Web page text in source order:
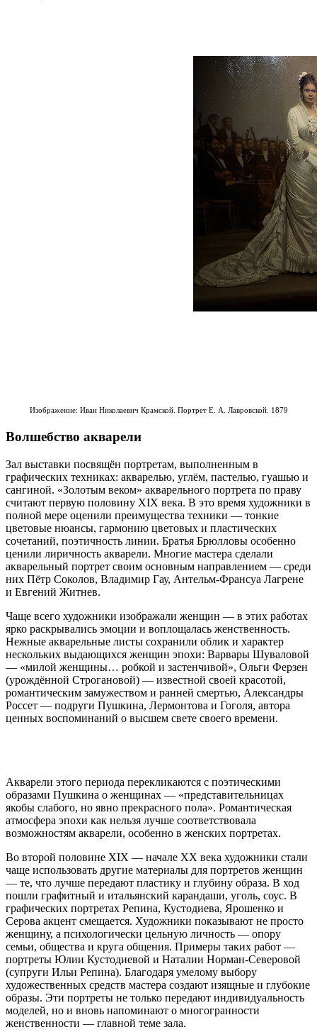
Изображение: Иван Николаевич Крамской. Портрет Е. А. Лавровской. 1879
Волшебство акварели
Зал выставки посвящён портретам, выполненным в
графических техниках: акварелью, углём, пастелью, гуашью и
сангиной. «Золотым веком» акварельного портрета по праву
считают первую половину XIX века. В это время художники в
полной мере оценили преимущества техники — тонкие
цветовые нюансы, гармонию цветовых и пластических
сочетаний, поэтичность линии. Братья Брюлловы особенно
ценили лиричность акварели. Многие мастера сделали
акварельный портрет своим основным направлением — среди
них Пётр Соколов, Владимир Гау, Антельм‑Франсуа Лагрене
и Евгений Житнев.
Чаще всего художники изображали женщин — в этих работах
ярко раскрывались эмоции и воплощалась женственность.
Нежные акварельные листы сохранили облик и характер
нескольких выдающихся женщин эпохи: Варвары Шуваловой
— «милой женщины… робкой и застенчивой», Ольги Ферзен
(урождённой Строгановой) — известной своей красотой,
романтическим замужеством и ранней смертью, Александры
Россет — подруги Пушкина, Лермонтова и Гоголя, автора
ценных воспоминаний о высшем свете своего времени.
Акварели этого периода перекликаются с поэтическими
образами Пушкина о женщинах — «представительницах
якобы слабого, но явно прекрасного пола». Романтическая
атмосфера эпохи как нельзя лучше соответствовала
возможностям акварели, особенно в женских портретах.
Во второй половине XIX — начале XX века художники стали
чаще использовать другие материалы для портретов женщин
— те, что лучше передают пластику и глубину образа. В ход
пошли графитный и итальянский карандаши, уголь, соус. В
графических портретах Репина, Кустодиева, Ярошенко и
Серова акцент смещается. Художники показывают не просто
женщину, а психологически цельную личность — опору
семьи, общества и круга общения. Примеры таких работ —
портреты Юлии Кустодиевой и Наталии Норман‑Северовой
(супруги Ильи Репина). Благодаря умелому выбору
художественных средств мастера создают изящные и глубокие
образы. Эти портреты не только передают индивидуальность
моделей, но и вновь напоминают о многогранности
женственности — главной теме зала.